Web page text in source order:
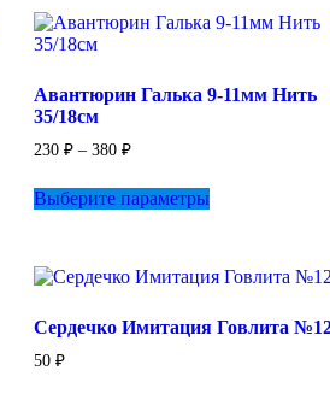
Авантюрин Галька 9-11мм Нить
35/18см
230₽ – 380₽Диапазон
230 ₽
–
Выберите параметры
Опции
выбрать
Сердечко Имитация Говлита
50₽